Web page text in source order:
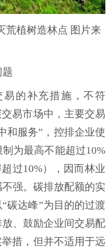
荒植树造林点 图片来
易的补充措施，不符
易市场中，主要交易
和服务”，控排企业使
为最高不能超过10%
超过10%），因而林业
强。碳排放配额的实
碳达峰”为目的的过渡
、鼓励企业间交易配
措，但并不适用于远